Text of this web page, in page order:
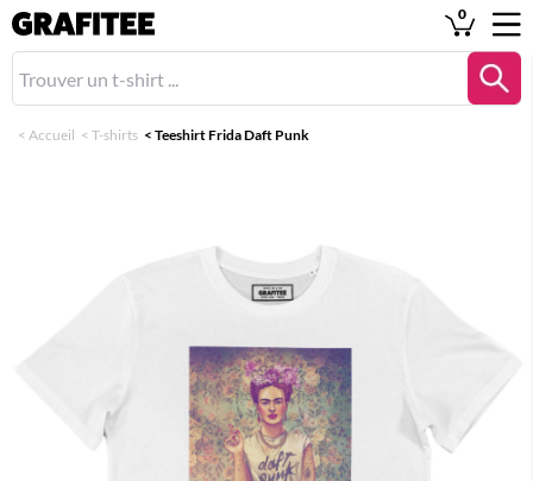
0
< Accueil < T-shirts < Teeshirt Frida Daft Punk